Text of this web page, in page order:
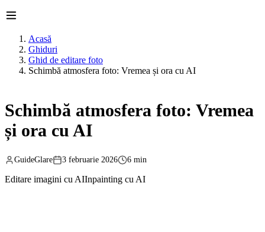
Acasă
Ghiduri
Ghid de editare foto
Schimbă atmosfera foto: Vremea și ora cu AI
Schimbă atmosfera foto: Vremea
și ora cu AI
GuideGlare 3 februarie 2026 6 min
Editare imagini cu AIInpainting cu AI